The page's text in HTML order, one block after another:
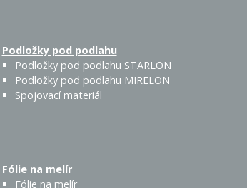
Podložky pod podlahu
Podložky pod podlahu STARLON
Podložky pod podlahu MIRELON
Spojovací materiál
Fólie na melír
Fólie na melír